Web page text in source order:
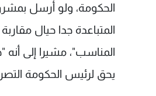
الحكومة، ولو أرسل
المتباعدة جدا حيال
يحق لرئيس الحكومة